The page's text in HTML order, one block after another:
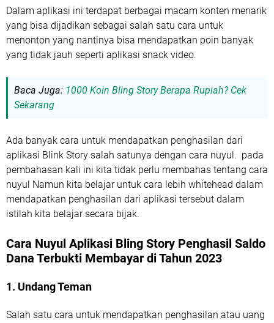
Dalam aplikasi ini terdapat berbagai macam konten menarik
yang bisa dijadikan sebagai salah satu cara untuk
menonton yang nantinya bisa mendapatkan poin banyak
yang tidak jauh seperti aplikasi snack video.
Baca Juga: 1000 Koin Bling Story Berapa Rupiah? Cek
Sekarang
Ada banyak cara untuk mendapatkan penghasilan dari
aplikasi Blink Story salah satunya dengan cara nuyul. pada
pembahasan kali ini kita tidak perlu membahas tentang cara
nuyul Namun kita belajar untuk cara lebih whitehead dalam
mendapatkan penghasilan dari aplikasi tersebut dalam
istilah kita belajar secara bijak.
Cara Nuyul Aplikasi Bling Story Penghasil Saldo
Dana Terbukti Membayar di Tahun 2023
1. Undang Teman
Salah satu cara untuk mendapatkan penghasilan atau uang